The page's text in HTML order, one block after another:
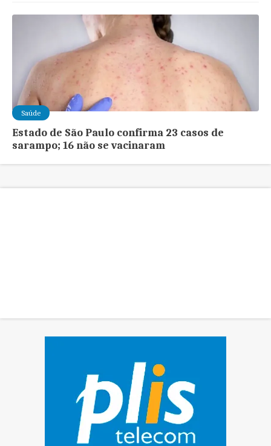
Saúde
Estado de São Paulo confirma 23 casos de
sarampo; 16 não se vacinaram